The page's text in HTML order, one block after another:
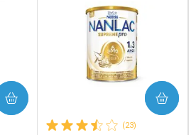
(23)
COMPRAR